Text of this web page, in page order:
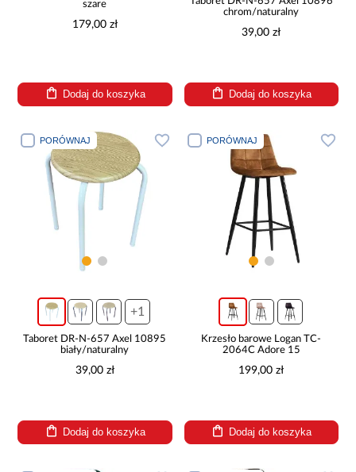
szare
179,00 zł
Dodaj do koszyka
chrom/naturalny
39,00 zł
Dodaj do koszyka
PORÓWNAJ
+1
Taboret DR-N-657 Axel 10895
biały/naturalny
39,00 zł
Dodaj do koszyka
PORÓWNAJ
Krzesło barowe Logan TC-
2064C Adore 15
199,00 zł
Dodaj do koszyka